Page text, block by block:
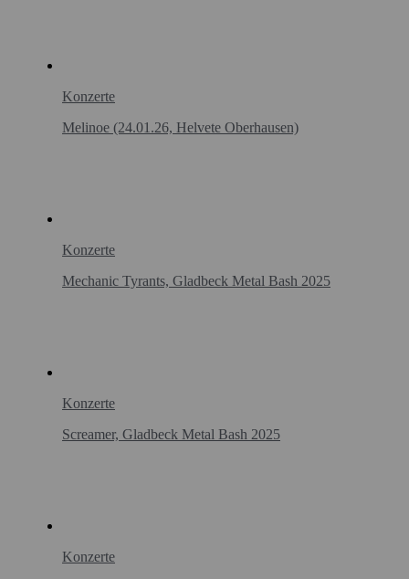
Konzerte
Melinoe (24.01.26, Helvete Oberhausen)
Konzerte
Mechanic Tyrants, Gladbeck Metal Bash 2025
Konzerte
Screamer, Gladbeck Metal Bash 2025
Konzerte